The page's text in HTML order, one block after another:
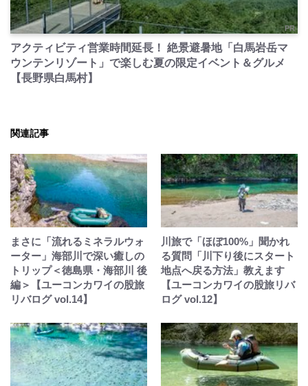
PR
アクティビティ営業時間延長！ 絶景避暑地「白馬岩岳マ
ウンテンリゾート」で楽しむ夏の限定イベント＆グルメ
【長野県白馬村】
関連記事
まさに「流れるミネラルウォ
ーター」海部川で深い癒しの
トリップ＜徳島県・海部川 後
編＞【ユーコンカワイの股旅
リバログ vol.14】
川旅で「ほぼ100%」聞かれ
る質問「川下り後にスタート
地点へ戻る方法」教えます
【ユーコンカワイの股旅リバ
ログ vol.12】